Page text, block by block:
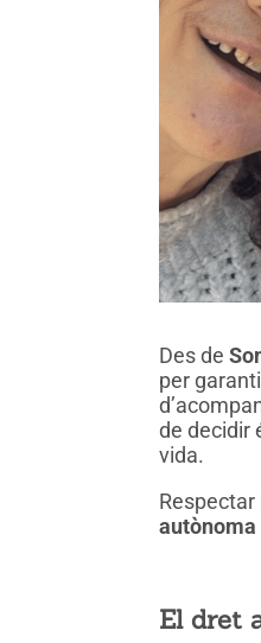
Des de
per
de decidir
vida.
El dret